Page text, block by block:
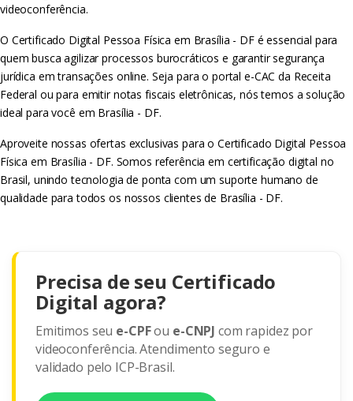
videoconferência.
O Certificado Digital Pessoa Física em Brasília - DF é essencial para
quem busca agilizar processos burocráticos e garantir segurança
jurídica em transações online. Seja para o portal e-CAC da Receita
Federal ou para emitir notas fiscais eletrônicas, nós temos a solução
ideal para você em Brasília - DF.
Aproveite nossas ofertas exclusivas para o Certificado Digital Pessoa
Física em Brasília - DF. Somos referência em certificação digital no
Brasil, unindo tecnologia de ponta com um suporte humano de
qualidade para todos os nossos clientes de Brasília - DF.
Precisa de seu Certificado
Digital agora?
Emitimos seu e-CPFou e-CNPJ com rapidez por
videoconferência. Atendimento seguro e
validado pelo ICP-Brasil.